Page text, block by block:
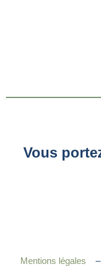
Vous
Mentions légales